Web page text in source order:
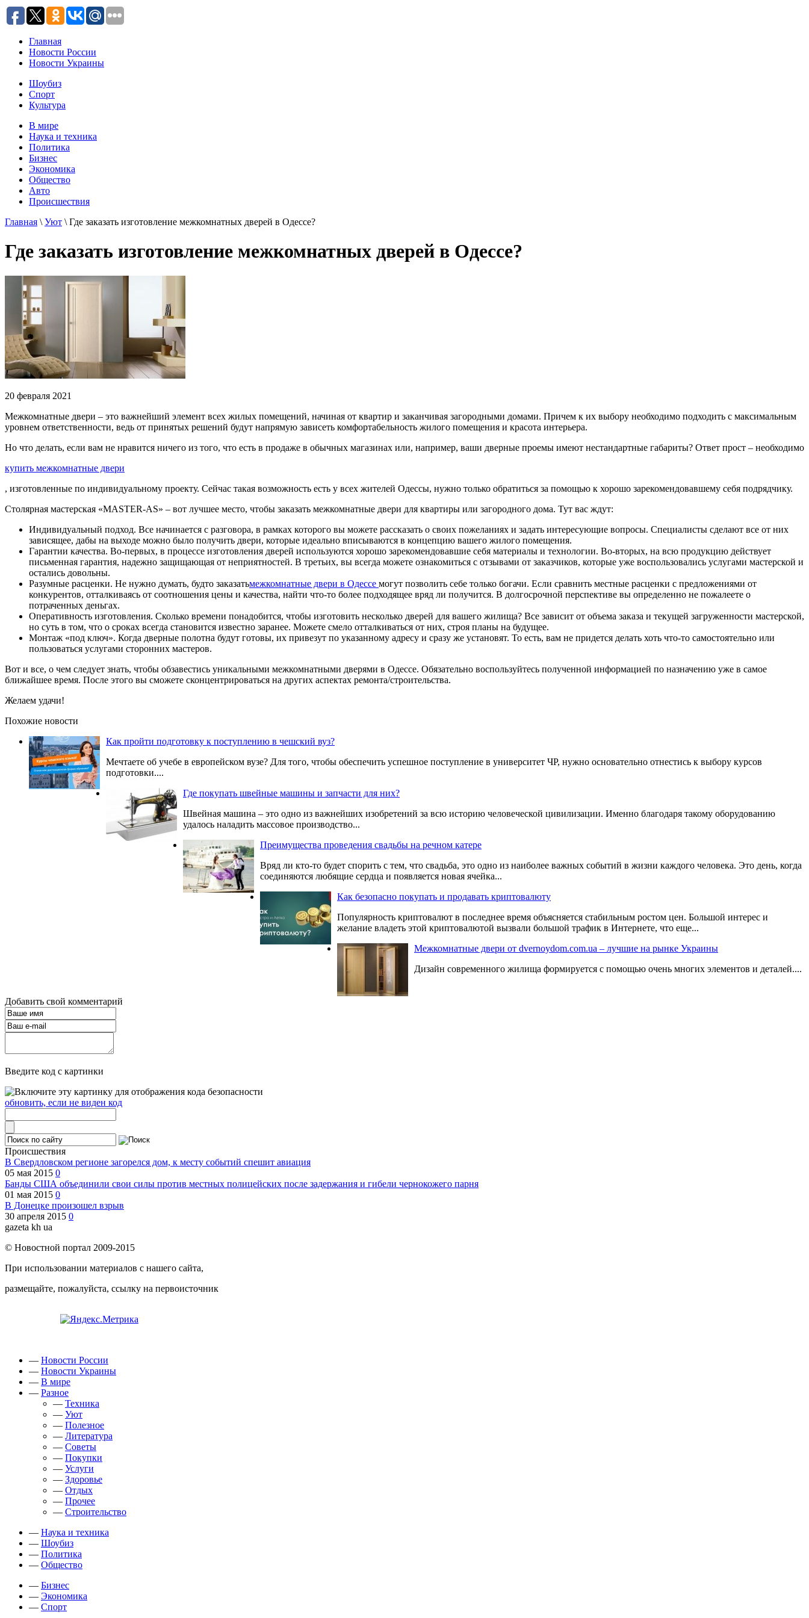
Главная
Новости России
Новости Украины
Шоубиз
Спорт
Культура
В мире
Наука и техника
Политика
Бизнес
Экономика
Общество
Авто
Происшествия
Главная \ Уют \ Где заказать изготовление межкомнатных дверей в Одессе?
Где заказать изготовление межкомнатных дверей в Одессе?
20 февраля 2021
Межкомнатные двери – это важнейший элемент всех жилых помещений, начиная от квартир и заканчивая загородными домами. Причем к их выбору необходимо подходить с максимальным
уровнем ответственности, ведь от принятых решений будут напрямую зависеть комфортабельность жилого помещения и красота интерьера.
Но что делать, если вам не нравится ничего из того, что есть в продаже в обычных магазинах или, например, ваши дверные проемы имеют нестандартные габариты? Ответ прост – необходимо
купить межкомнатные двери
, изготовленные по индивидуальному проекту. Сейчас такая возможность есть у всех жителей Одессы, нужно только обратиться за помощью к хорошо зарекомендовавшему себя подрядчику.
Столярная мастерская «MASTER-AS» – вот лучшее место, чтобы заказать межкомнатные двери для квартиры или загородного дома. Тут вас ждут:
Индивидуальный подход. Все начинается с разговора, в рамках которого вы можете рассказать о своих пожеланиях и задать интересующие вопросы. Специалисты сделают все от них
зависящее, дабы на выходе можно было получить двери, которые идеально вписываются в концепцию вашего жилого помещения.
Гарантии качества. Во-первых, в процессе изготовления дверей используются хорошо зарекомендовавшие себя материалы и технологии. Во-вторых, на всю продукцию действует
письменная гарантия, надежно защищающая от неприятностей. В третьих, вы всегда можете ознакомиться с отзывами от заказчиков, которые уже воспользовались услугами мастерской и
остались довольны.
Разумные расценки. Не нужно думать, будто заказатьмежкомнатные двери в Одессе могут позволить себе только богачи. Если сравнить местные расценки с предложениями от
конкурентов, отталкиваясь от соотношения цены и качества, найти что-то более подходящее вряд ли получится. В долгосрочной перспективе вы определенно не пожалеете о
потраченных деньгах.
Оперативность изготовления. Сколько времени понадобится, чтобы изготовить несколько дверей для вашего жилища? Все зависит от объема заказа и текущей загруженности мастерской,
но суть в том, что о сроках всегда становится известно заранее. Можете смело отталкиваться от них, строя планы на будущее.
Монтаж «под ключ». Когда дверные полотна будут готовы, их привезут по указанному адресу и сразу же установят. То есть, вам не придется делать хоть что-то самостоятельно или
пользоваться услугами сторонних мастеров.
Вот и все, о чем следует знать, чтобы обзавестись уникальными межкомнатными дверями в Одессе. Обязательно воспользуйтесь полученной информацией по назначению уже в самое
ближайшее время. После этого вы сможете сконцентрироваться на других аспектах ремонта/строительства.
Желаем удачи!
Похожие новости
Как пройти подготовку к поступлению в чешский вуз?
Мечтаете об учебе в европейском вузе? Для того, чтобы обеспечить успешное поступление в университет ЧР, нужно основательно отнестись к выбору курсов
подготовки....
Где покупать швейные машины и запчасти для них?
Швейная машина – это одно из важнейших изобретений за всю историю человеческой цивилизации. Именно благодаря такому оборудованию
удалось наладить массовое производство...
Преимущества проведения свадьбы на речном катере
Вряд ли кто-то будет спорить с тем, что свадьба, это одно из наиболее важных событий в жизни каждого человека. Это день, когда
соединяются любящие сердца и появляется новая ячейка...
Как безопасно покупать и продавать криптовалюту
Популярность криптовалют в последнее время объясняется стабильным ростом цен. Большой интерес и
желание владеть этой криптовалютой вызвали большой трафик в Интернете, что еще...
Межкомнатные двери от dvernoydom.com.ua – лучшие на рынке Украины
Дизайн современного жилища формируется с помощью очень многих элементов и деталей....
Добавить свой комментарий
Введите код с картинки
обновить, если не виден код
Происшествия
В Свердловском регионе загорелся дом, к месту событий спешит авиация
05 мая 2015 0
Банды США объединили свои силы против местных полицейских после задержания и гибели чернокожего парня
01 мая 2015 0
В Донецке произошел взрыв
30 апреля 2015 0
gazeta kh ua
© Новостной портал 2009-2015
При использовании материалов с нашего сайта,
размещайте, пожалуйста, ссылку на первоисточник
— Новости России
— Новости Украины
— В мире
— Разное
— Техника
— Уют
— Полезное
— Литература
— Советы
— Покупки
— Услуги
— Здоровье
— Отдых
— Прочее
— Строительство
— Наука и техника
— Шоубиз
— Политика
— Общество
— Бизнес
— Экономика
— Спорт